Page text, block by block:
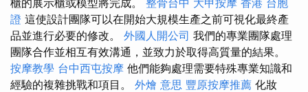
櫃的展示櫃或模型將完成。 整骨台中 大甲按摩 香港 台胞
證 這使設計團隊可以在開始大規模生產之前可視化最終產
品並進行必要的修改。 外國人開公司 我們的專業團隊處理
團隊合作並相互有效溝通，並致力於取得高質量的結果。
按摩教學 台中西屯按摩 他們能夠處理需要特殊專業知識和
經驗的複雜挑戰和項目。 外燴 意思 豐原按摩推薦 化妝